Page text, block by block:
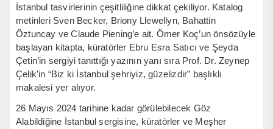
İstanbul tasvirlerinin çeşitliliğine dikkat çekiliyor. Katalog
metinleri Sven Becker, Briony Llewellyn, Bahattin
Öztuncay ve Claude Piening’e ait. Ömer Koç’un önsözüyle
başlayan kitapta, küratörler Ebru Esra Satıcı ve Şeyda
Çetin’in sergiyi tanıttığı yazının yanı sıra Prof. Dr. Zeynep
Çelik’in “Biz ki İstanbul şehriyiz, güzelizdir” başlıklı
makalesi yer alıyor.
26 Mayıs 2024 tarihine kadar görülebilecek Göz
Alabildiğine İstanbul sergisine, küratörler ve Meşher